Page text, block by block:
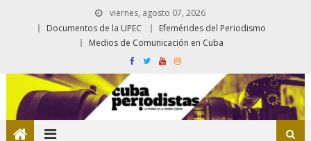
viernes, agosto 07, 2026
Documentos de la UPEC
Efemérides del Periodismo
Medios de Comunicación en Cuba